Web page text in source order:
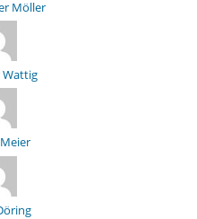
Möller
Wattig